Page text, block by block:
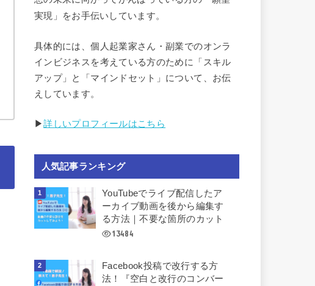
実現」をお手伝いしています。
具体的には、個人起業家さん・副業でのオンラ
インビジネスを考えている方のために「スキル
アップ」と「マインドセット」について、お伝
えしています。
▶︎詳しいプロフィールはこちら
人気記事ランキング
YouTubeでライブ配信したア
ーカイブ動画を後から編集す
る方法｜不要な箇所のカット
13484
Facebook投稿で改行する方
法！『空白と改行のコンバー